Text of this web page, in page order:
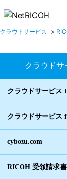
クラウドサービス >
クラウドサ
クラウドサービス
クラウドサービス
cybozu.com
RICOH 受領請求